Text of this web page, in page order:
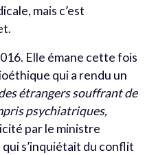
mais c’est
Elle émane cette fois
qui a rendu un
étrangers souffrant de
psychiatriques,
par le ministre
s’inquiétait du conflit